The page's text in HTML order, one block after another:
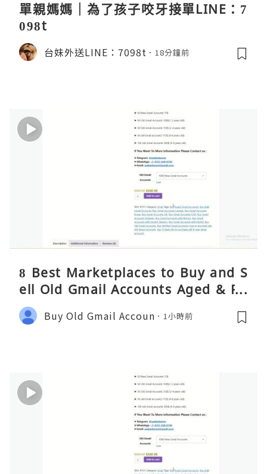
單親媽媽｜為了孩子咬牙接單LINE：7
098t
台妹外送LINE：7098t 18分鐘前
8 Best Marketplaces to Buy and S
ell Old Gmail Accounts Aged & PV
A Safely (Any Country) – 2026 Gui
de
Buy Old Gmail Accoun 1小時前